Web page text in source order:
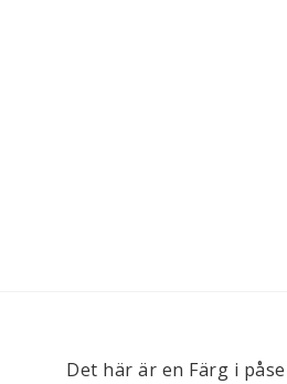
Det här är en Färg i